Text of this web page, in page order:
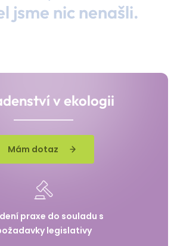
jsme nic nenašli.
v ekologii
Mám dotaz
praxe do souladu s
legislativy